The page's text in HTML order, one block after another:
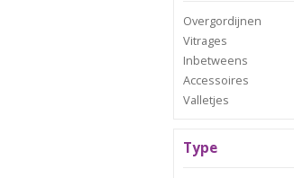
Overgordijnen
Vitrages
Inbetweens
Accessoires
Valletjes
Type